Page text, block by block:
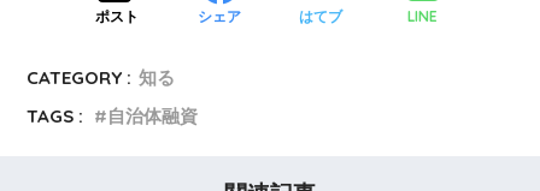
ポスト シェア はてブ LINE
CATEGORY : 知る
TAGS :
自治体融資